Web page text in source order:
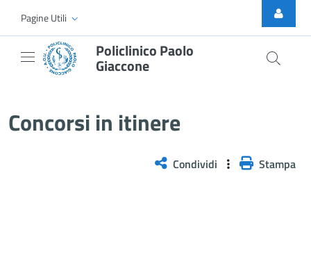
Skip to Main Content
Pagine Utili
Policlinico Paolo
Giaccone
Concorsi in itinere
Condividi Stampa